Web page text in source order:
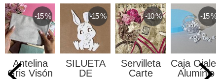
-15 %
Antelina
Gris Visón
-15 %
SILUETA
DE
-10 %
Servilleta
Carte
-15 %
Caja Ojales
Aluminio